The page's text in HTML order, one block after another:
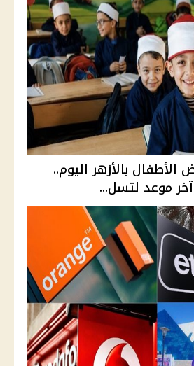
بالأزهر اليوم..
موعد لتسل...